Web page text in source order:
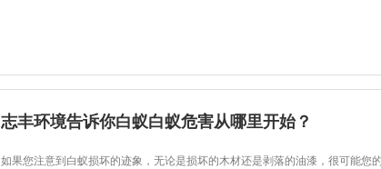
志丰环境告诉你白蚁白蚁危害从哪里开始？
如果您注意到白蚁损坏的迹象，无论是损坏的木材还是剥落的油漆，很可能您